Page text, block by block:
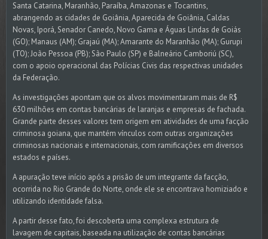
Santa Catarina, Maranhão, Paraíba, Amazonas e Tocantins,
abrangendo as cidades de Goiânia, Aparecida de Goiânia, Caldas
Novas, Iporá, Senador Canedo, Novo Gama e Águas Lindas de Goiás
(GO); Manaus (AM); Grajaú (MA); Amarante do Maranhão (MA); Gurupi
(TO); João Pessoa (PB); São Paulo (SP) e Balneário Camboriú (SC),
com o apoio operacional das Polícias Civis das respectivas unidades
da Federação.
As investigações apontam que os alvos movimentaram mais de R$
630 milhões em contas bancárias de laranjas e empresas de fachada.
Grande parte desses valores tem origem em atividades de uma facção
criminosa goiana, que mantém vínculos com outras organizações
criminosas nacionais e internacionais, com ramificações em diversos
estados e países.
A apuração teve início após a prisão de um integrante da facção,
ocorrida no Rio Grande do Norte, onde ele se encontrava homiziado e
utilizando identidade falsa.
A partir desse fato, foi descoberta uma complexa estrutura de
lavagem de capitais, baseada na utilização de contas bancárias